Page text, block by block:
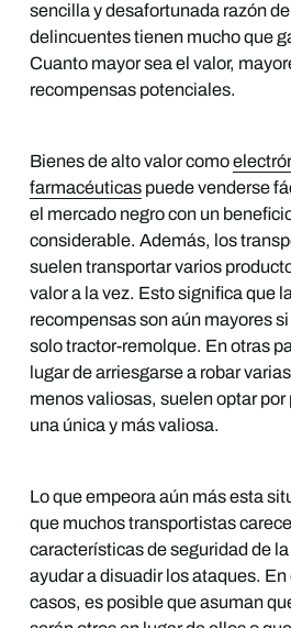
sencilla y desafortunada razón
delincuentes tienen mucho que
Cuanto mayor sea el valor,
recompensas potenciales.
Bienes de alto valor como
farmacéuticaspuede venderse
el mercado negro con un
considerable. Además, los
suelen transportar varios
valor a la vez. Esto significa que
recompensas son aún mayores
solo tractor-remolque. En otras
lugar de arriesgarse a robar
menos valiosas, suelen optar por
una única y más valiosa.
Lo que empeora aún más esta
que muchos transportistas
características de seguridad de
ayudar a disuadir los ataques. En
casos, es posible que asuman